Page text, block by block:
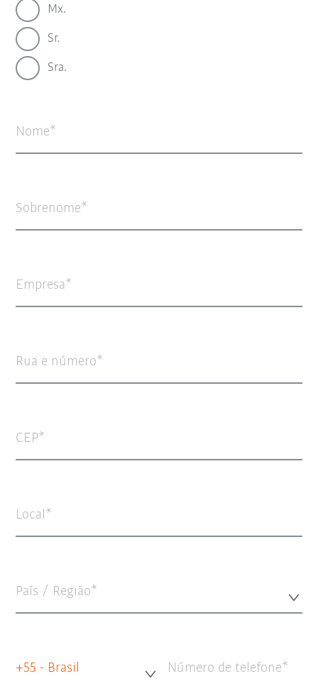
Mx.
Sr.
Sra.
Nome
Sobrenome
Empresa
Rua e número
CEP
Local
País / Região*
+55 - Brasil Número de telefone